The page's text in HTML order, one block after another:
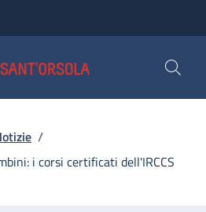
/
i corsi certificati dell'IRCCS